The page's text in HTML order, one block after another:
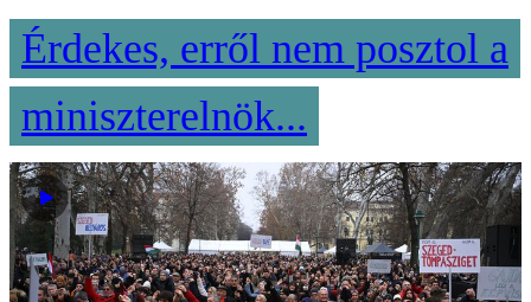
Érdekes, erről nem posztol a
miniszterelnök...